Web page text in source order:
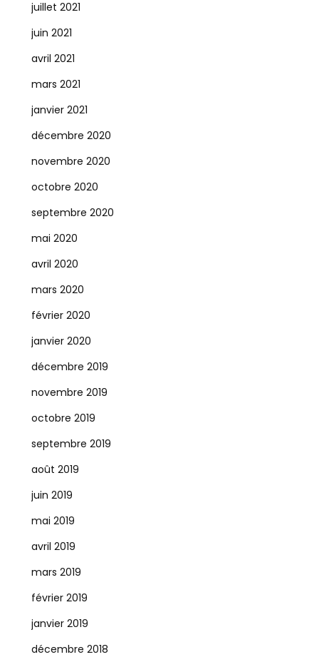
juillet 2021
juin 2021
avril 2021
mars 2021
janvier 2021
décembre 2020
novembre 2020
octobre 2020
septembre 2020
mai 2020
avril 2020
mars 2020
février 2020
janvier 2020
décembre 2019
novembre 2019
octobre 2019
septembre 2019
août 2019
juin 2019
mai 2019
avril 2019
mars 2019
février 2019
janvier 2019
décembre 2018